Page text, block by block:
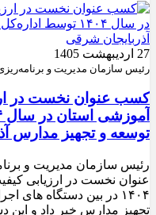
27 اردیبهشت 1405
رئیس سازمان مدیریت و
کسب عنوان نخست در
توسعه و تجهیز مدارس
رئیس سازمان مدیریت و
عنوان نخست در ارزیابی
۱۴۰۴ در بین دستگاه